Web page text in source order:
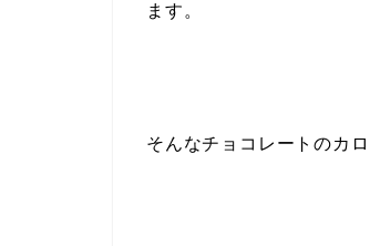
ます。
そんなチョコレートのカ